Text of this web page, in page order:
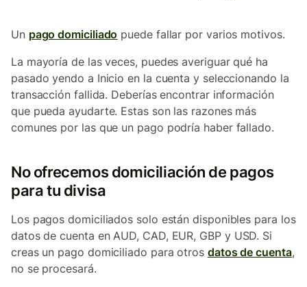
Un pago domiciliado puede fallar por varios motivos.
La mayoría de las veces, puedes averiguar qué ha
pasado yendo a Inicio en la cuenta y seleccionando la
transacción fallida. Deberías encontrar información
que pueda ayudarte. Estas son las razones más
comunes por las que un pago podría haber fallado.
No ofrecemos domiciliación de pagos
para tu divisa
Los pagos domiciliados solo están disponibles para los
datos de cuenta en AUD, CAD, EUR, GBP y USD. Si
creas un pago domiciliado para otros datos de cuenta,
no se procesará.